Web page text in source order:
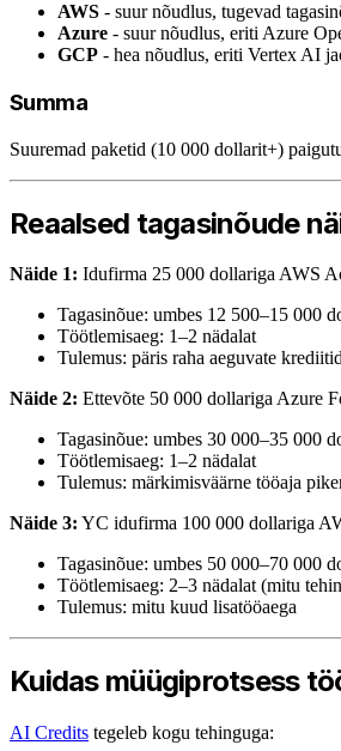
AWS - suur nõudlus, tugevad
Azure - suur nõudlus, eriti Azure
GCP - hea nõudlus, eriti Vertex AI
Summa
Suuremad paketid (10 000 dollarit+)
Reaalsed tagasinõude
Näide 1: Idufirma 25 000 dollariga AWS
Tagasinõue: umbes 12 500–15 000
Töötlemisaeg: 1–2 nädalat
Tulemus: päris raha aeguvate
Näide 2: Ettevõte 50 000 dollariga Azure
Tagasinõue: umbes 30 000–35 000
Töötlemisaeg: 1–2 nädalat
Tulemus: märkimisväärne tööaja
Näide 3: YC idufirma 100 000 dollariga
Tagasinõue: umbes 50 000–70 000
Töötlemisaeg: 2–3 nädalat (mitu
Tulemus: mitu kuud lisatööaega
Kuidas müügiprotsess
AI Credits tegeleb kogu tehinguga: